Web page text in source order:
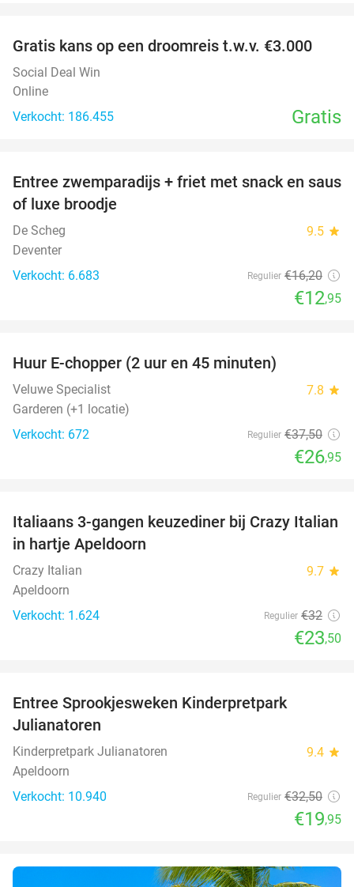
Gratis kans op een droomreis t.w.v. €3.000
Social Deal Win
Online
Verkocht: 186.455
Gratis
20%
Entree zwemparadijs + friet met snack en saus
of luxe broodje
De Scheg 9.5 star
Deventer
Verkocht: 6.683
Regulier €16,20
€12,95
Huur E-chopper (2 uur en 45 minuten)
Veluwe Specialist 7.8 star
Garderen (+1 locatie)
Verkocht: 672
Regulier €37,50
€26,95
27%
Italiaans 3-gangen keuzediner bij Crazy Italian
in hartje Apeldoorn
Crazy Italian 9.7 star
Apeldoorn
Verkocht: 1.624
Regulier €32
€23,50
Entree Sprookjesweken Kinderpretpark
Julianatoren
Kinderpretpark Julianatoren 9.4 star
Apeldoorn
Verkocht: 10.940
Regulier €32,50
€19,95